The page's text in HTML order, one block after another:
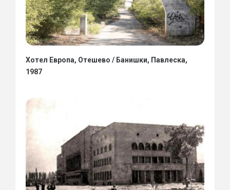
Хотел Европа, Отешево / Банишки, Павлеска,
1987